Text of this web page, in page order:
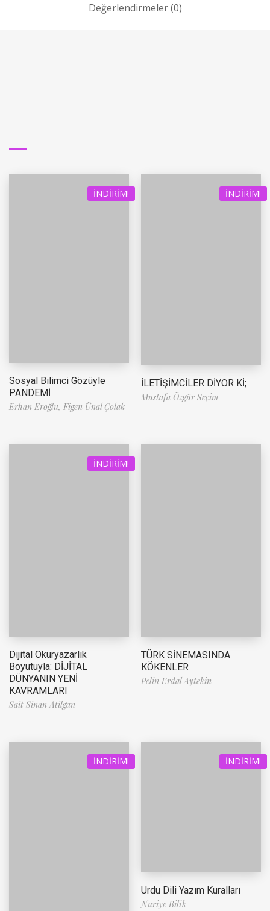
Değerlendirmeler (0)
İNDIRIM!
Sosyal Bilimci Gözüyle
PANDEMİ
Erhan Eroğlu, Figen Ünal Çolak
İNDIRIM!
İLETİŞİMCİLER DİYOR Kİ;
Mustafa Özgür Seçim
İNDIRIM!
Dijital Okuryazarlık
Boyutuyla: DİJİTAL
DÜNYANIN YENİ
KAVRAMLARI
Sait Sinan Atilgan
TÜRK SİNEMASINDA
KÖKENLER
Pelin Erdal Aytekin
İNDIRIM! İNDIRIM!
Urdu Dili Yazım Kuralları
Nuriye Bilik